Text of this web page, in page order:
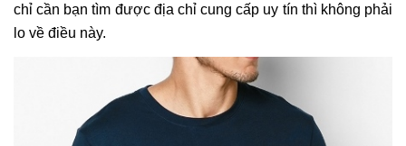
chỉ cần bạn tìm được địa chỉ cung cấp uy tín thì không phải
lo về điều này.